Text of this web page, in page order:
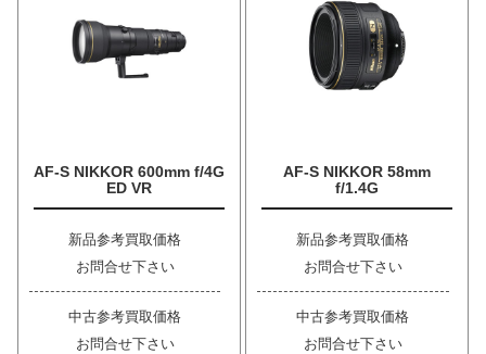
AF-S NIKKOR 600mm f/4G
ED VR
新品参考買取価格
お問合せ下さい
中古参考買取価格
お問合せ下さい
AF-S NIKKOR 58mm
f/1.4G
新品参考買取価格
お問合せ下さい
中古参考買取価格
お問合せ下さい